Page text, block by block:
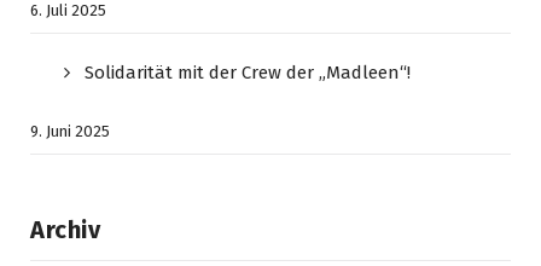
6. Juli 2025
Solidarität mit der Crew der „Madleen“!
9. Juni 2025
Archiv